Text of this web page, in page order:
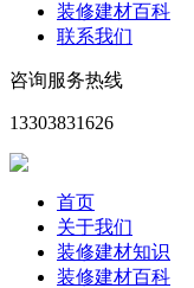
装修建材百科
联系我们
咨询服务热线
13303831626
首页
关于我们
装修建材知识
装修建材百科